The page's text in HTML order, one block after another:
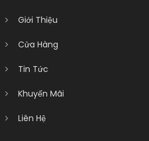
Giới Thiệu
Cửa Hàng
Tin Tức
Khuyến Mãi
Liên Hệ